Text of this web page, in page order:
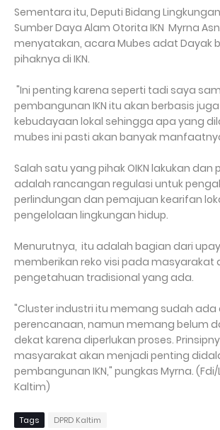
Sementara itu, Deputi Bidang
Sumber Daya Alam Otorita IKN Myrna
menyatakan, acara Mubes adat Dayak
pihaknya di IKN.
"Ini penting karena seperti tadi saya
pembangunan IKN itu akan berbasis
kebudayaan lokal sehingga apa yang
mubes ini pasti akan banyak
Salah satu yang pihak OIKN lakukan dan
adalah rancangan regulasi untuk
perlindungan dan pemajuan kearifan
pengelolaan lingkungan hidup.
Menurutnya, itu adalah bagian dari
memberikan reko visi pada masyarakat
pengetahuan tradisional yang ada.
"Cluster industri itu memang sudah ada
perencanaan, namun memang belum
dekat karena diperlukan proses.
masyarakat akan menjadi penting
pembangunan IKN," pungkas Myrna. (Fdi/
Kaltim)
Tags DPRD Kaltim